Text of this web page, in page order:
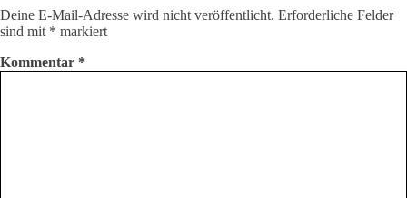
Deine E-Mail-Adresse wird nicht veröffentlicht. Erforderliche Felder
sind mit * markiert
Kommentar *